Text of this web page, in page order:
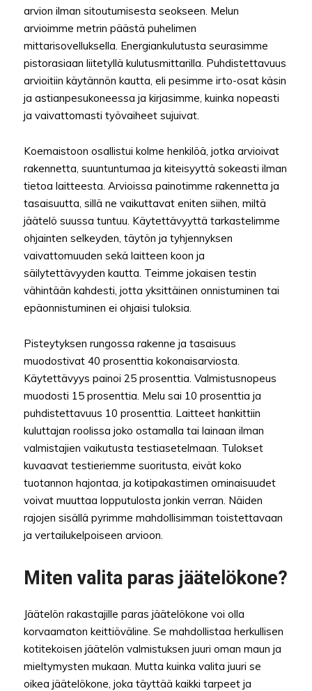
arvion ilman sitoutumisesta seokseen. Melun
arvioimme metrin päästä puhelimen
mittarisovelluksella. Energiankulutusta seurasimme
pistorasiaan liitetyllä kulutusmittarilla. Puhdistettavuus
arvioitiin käytännön kautta, eli pesimme irto-osat käsin
ja astianpesukoneessa ja kirjasimme, kuinka nopeasti
ja vaivattomasti työvaiheet sujuivat.
Koemaistoon osallistui kolme henkilöä, jotka arvioivat
rakennetta, suuntuntumaa ja kiteisyyttä sokeasti ilman
tietoa laitteesta. Arvioissa painotimme rakennetta ja
tasaisuutta, sillä ne vaikuttavat eniten siihen, miltä
jäätelö suussa tuntuu. Käytettävyyttä tarkastelimme
ohjainten selkeyden, täytön ja tyhjennyksen
vaivattomuuden sekä laitteen koon ja
säilytettävyyden kautta. Teimme jokaisen testin
vähintään kahdesti, jotta yksittäinen onnistuminen tai
epäonnistuminen ei ohjaisi tuloksia.
Pisteytyksen rungossa rakenne ja tasaisuus
muodostivat 40 prosenttia kokonaisarviosta.
Käytettävyys painoi 25 prosenttia. Valmistusnopeus
muodosti 15 prosenttia. Melu sai 10 prosenttia ja
puhdistettavuus 10 prosenttia. Laitteet hankittiin
kuluttajan roolissa joko ostamalla tai lainaan ilman
valmistajien vaikutusta testiasetelmaan. Tulokset
kuvaavat testieriemme suoritusta, eivät koko
tuotannon hajontaa, ja kotipakastimen ominaisuudet
voivat muuttaa lopputulosta jonkin verran. Näiden
rajojen sisällä pyrimme mahdollisimman toistettavaan
ja vertailukelpoiseen arvioon.
Miten valita paras jäätelökone?
Jäätelön rakastajille paras jäätelökone voi olla
korvaamaton keittiöväline. Se mahdollistaa herkullisen
kotitekoisen jäätelön valmistuksen juuri oman maun ja
mieltymysten mukaan. Mutta kuinka valita juuri se
oikea jäätelökone, joka täyttää kaikki tarpeet ja